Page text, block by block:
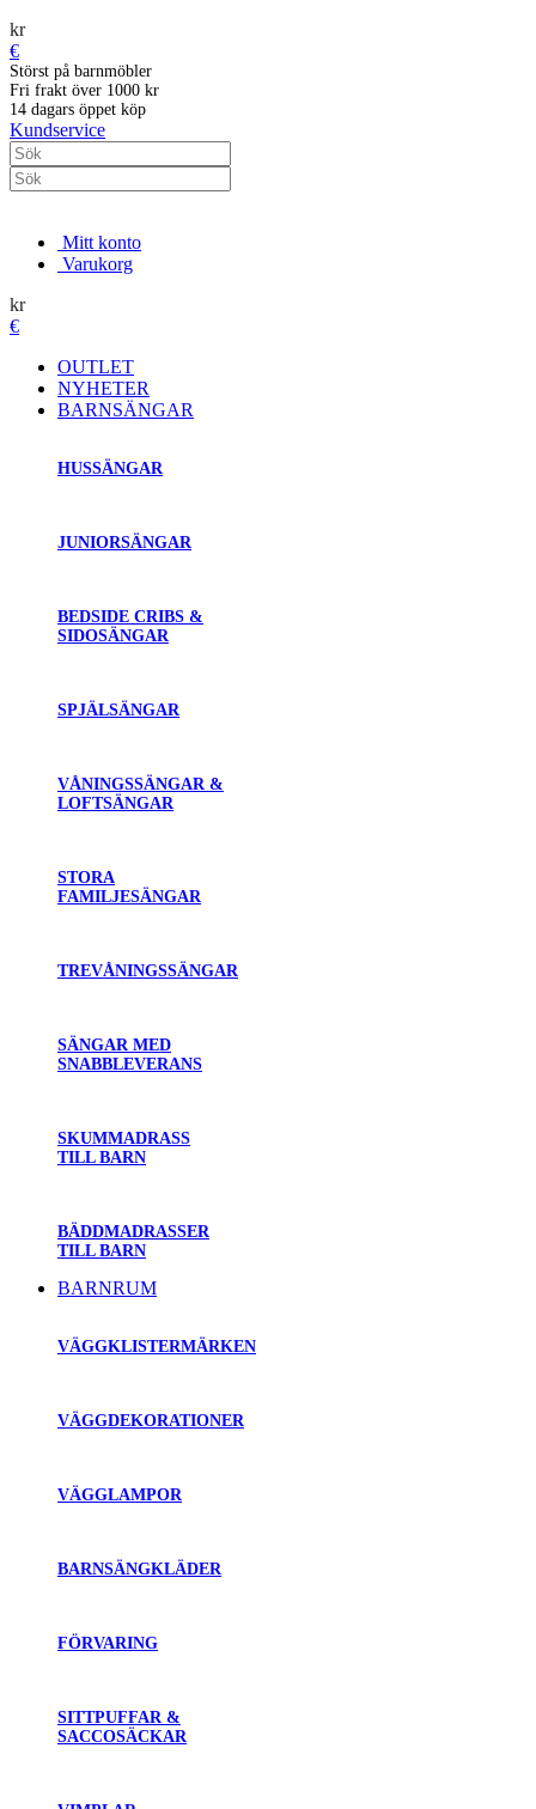
kr
€
Störst på barnmöbler
Fri frakt över 1000 kr
14 dagars öppet köp
Kundservice
Mitt konto
Varukorg
kr
€
OUTLET
NYHETER
BARNSÄNGAR
HUSSÄNGAR
JUNIORSÄNGAR
BEDSIDE CRIBS &
SIDOSÄNGAR
SPJÄLSÄNGAR
VÅNINGSSÄNGAR &
LOFTSÄNGAR
STORA
FAMILJESÄNGAR
TREVÅNINGSSÄNGAR
SÄNGAR MED
SNABBLEVERANS
SKUMMADRASS
TILL BARN
BÄDDMADRASSER
TILL BARN
BARNRUM
VÄGGKLISTERMÄRKEN
VÄGGDEKORATIONER
VÄGGLAMPOR
BARNSÄNGKLÄDER
FÖRVARING
SITTPUFFAR &
SACCOSÄCKAR